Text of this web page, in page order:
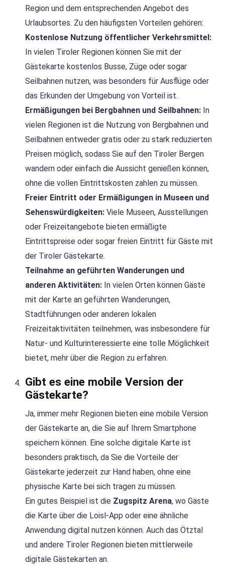
Region und dem entsprechenden Angebot des
Urlaubsortes. Zu den häufigsten Vorteilen gehören:
Kostenlose Nutzung öffentlicher Verkehrsmittel:
In vielen Tiroler Regionen können Sie mit der
Gästekarte kostenlos Busse, Züge oder sogar
Seilbahnen nutzen, was besonders für Ausflüge oder
das Erkunden der Umgebung von Vorteil ist.
Ermäßigungen bei Bergbahnen und Seilbahnen: In
vielen Regionen ist die Nutzung von Bergbahnen und
Seilbahnen entweder gratis oder zu stark reduzierten
Preisen möglich, sodass Sie auf den Tiroler Bergen
wandern oder einfach die Aussicht genießen können,
ohne die vollen Eintrittskosten zahlen zu müssen.
Freier Eintritt oder Ermäßigungen in Museen und
Sehenswürdigkeiten: Viele Museen, Ausstellungen
oder Freizeitangebote bieten ermäßigte
Eintrittspreise oder sogar freien Eintritt für Gäste mit
der Tiroler Gästekarte.
Teilnahme an geführten Wanderungen und
anderen Aktivitäten: In vielen Orten können Gäste
mit der Karte an geführten Wanderungen,
Stadtführungen oder anderen lokalen
Freizeitaktivitäten teilnehmen, was insbesondere für
Natur- und Kulturinteressierte eine tolle Möglichkeit
bietet, mehr über die Region zu erfahren.
Gibt es eine mobile Version der
Gästekarte?
Ja, immer mehr Regionen bieten eine mobile Version
der Gästekarte an, die Sie auf Ihrem Smartphone
speichern können. Eine solche digitale Karte ist
besonders praktisch, da Sie die Vorteile der
Gästekarte jederzeit zur Hand haben, ohne eine
physische Karte bei sich tragen zu müssen.
Ein gutes Beispiel ist die Zugspitz Arena, wo Gäste
die Karte über die Loisl-App oder eine ähnliche
Anwendung digital nutzen können. Auch das Ötztal
und andere Tiroler Regionen bieten mittlerweile
digitale Gästekarten an.